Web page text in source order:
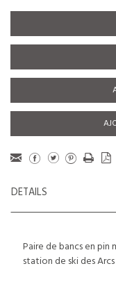
DETAILS
Paire de bancs en pin
station de ski des